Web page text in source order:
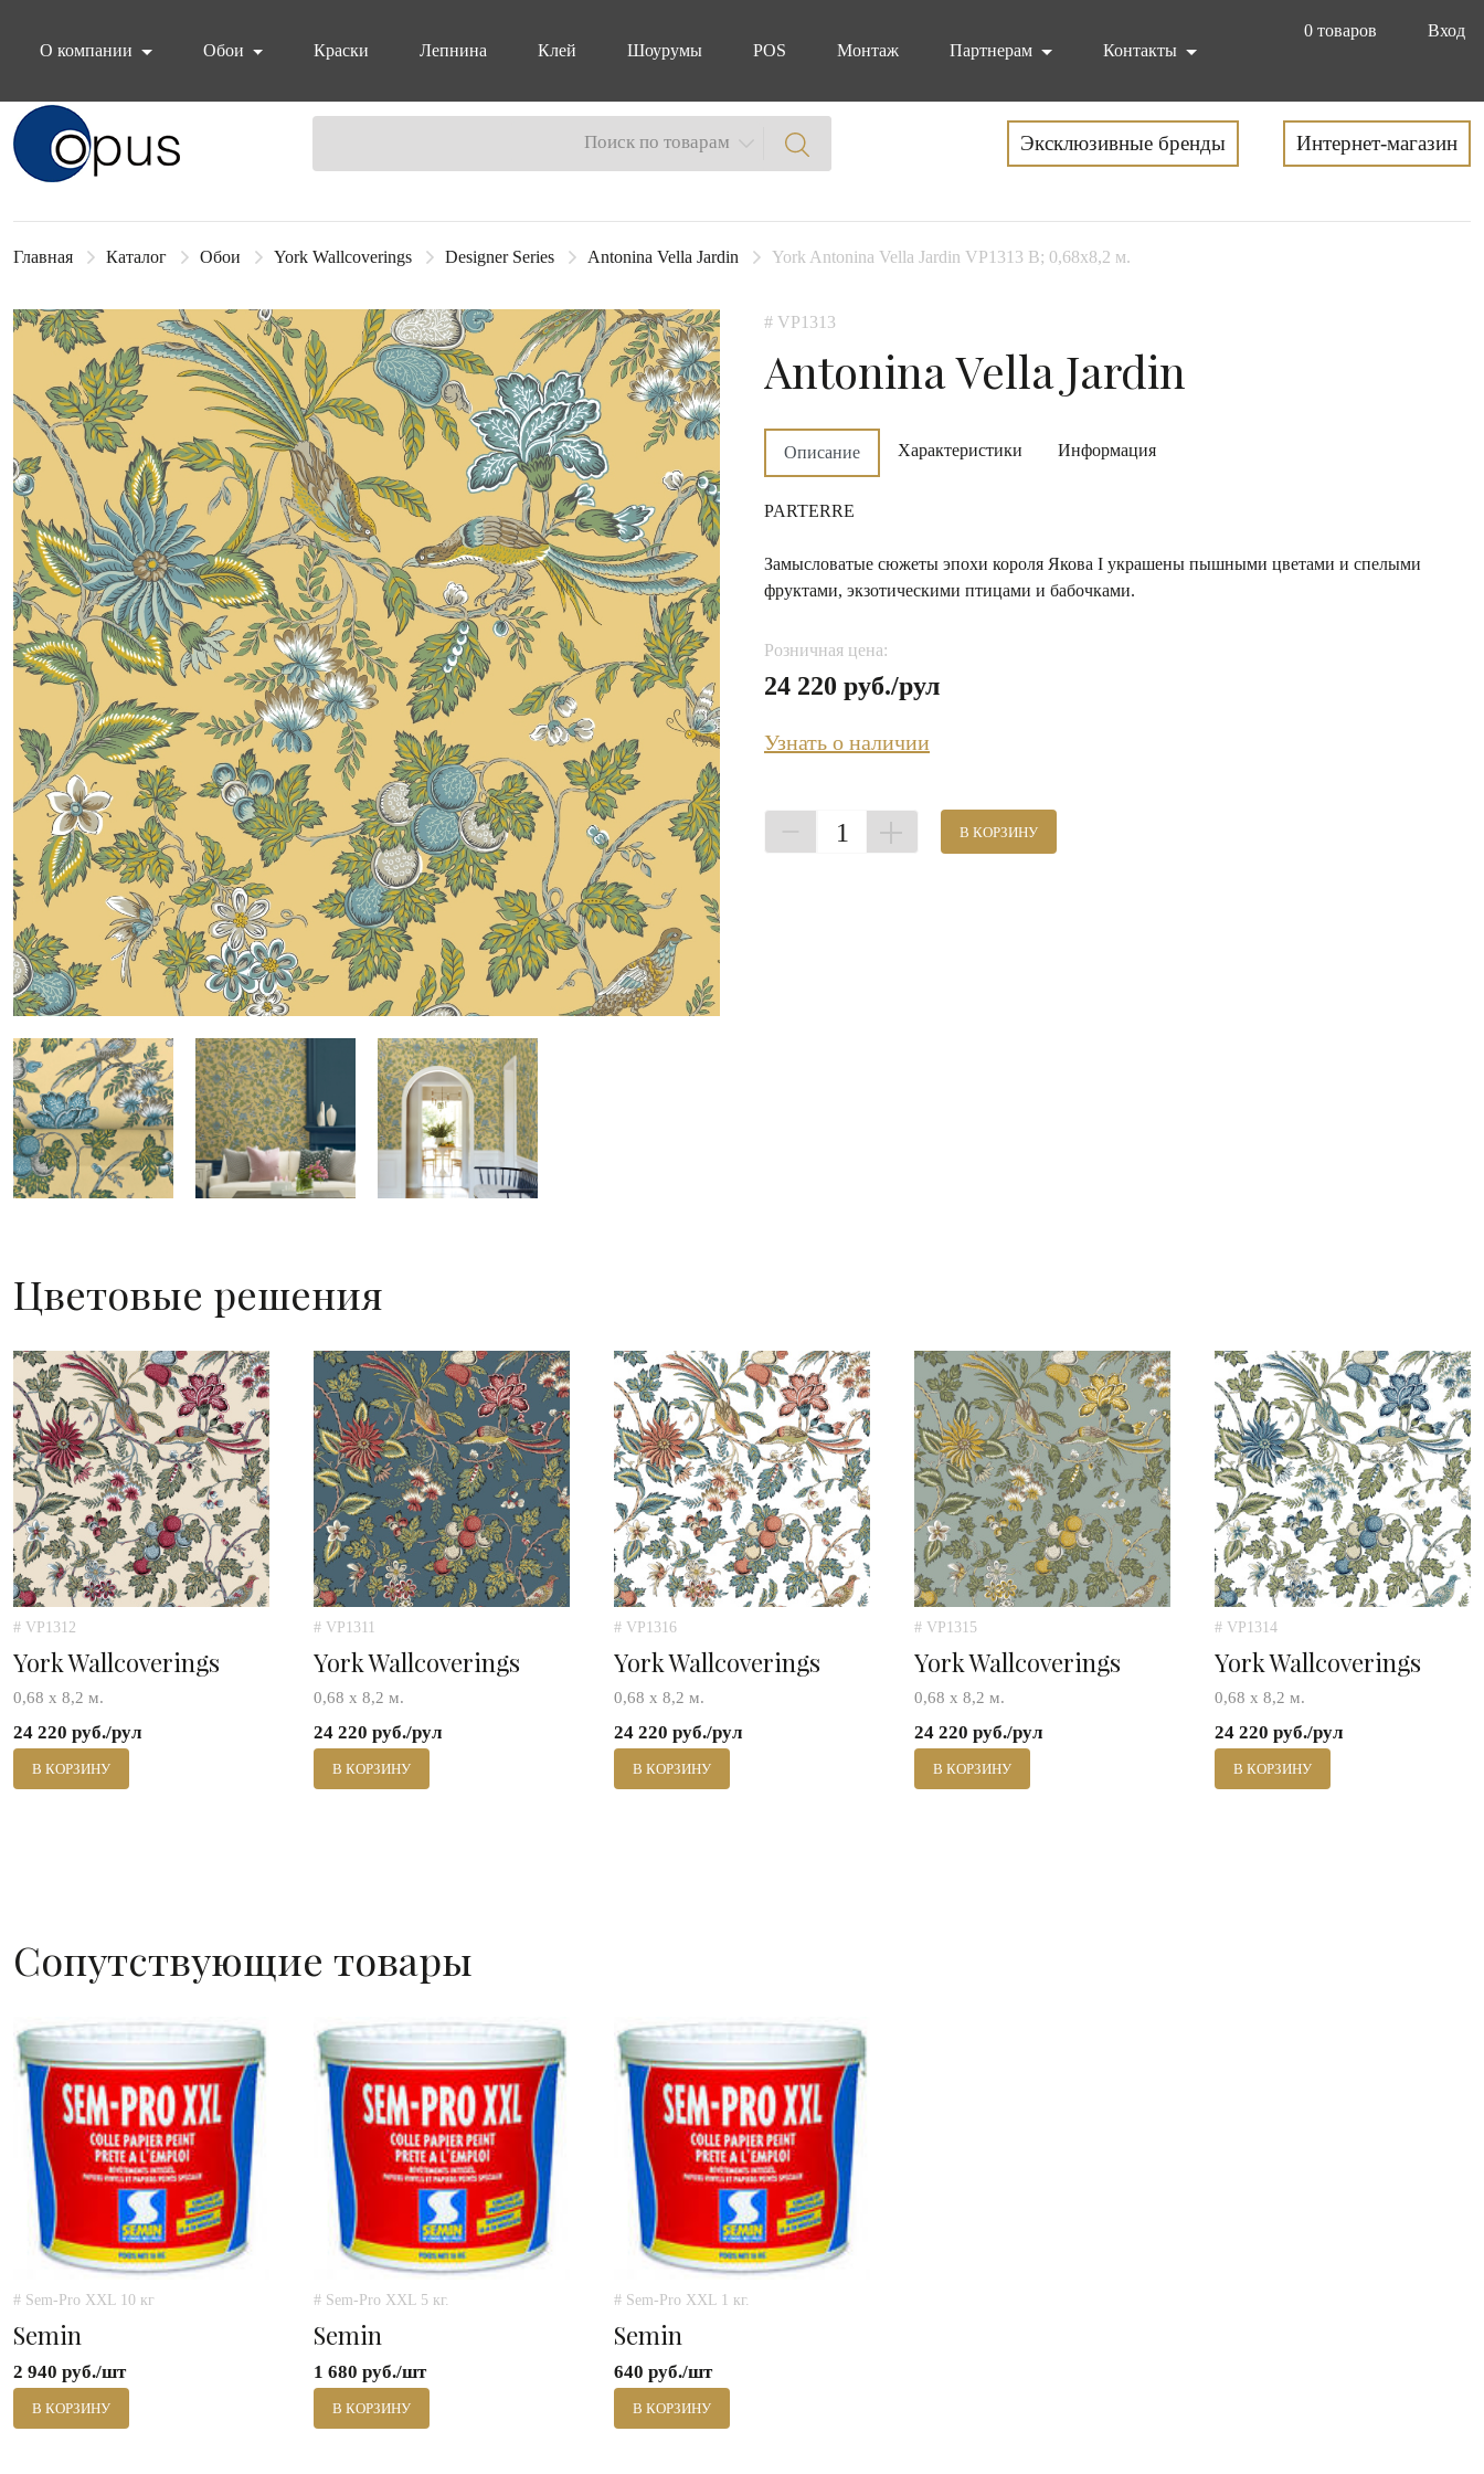
0 товаров
Вход
О компании
Обои Краски Лепнина Клей Шоурумы POS Монтаж Партнерам Контакты
Блок поиска Поиск по товарам Эксклюзивные бренды Интернет-магазин
Главная Каталог Обои York Wallcoverings Designer Series Antonina Vella Jardin York Antonina Vella Jardin VP1313 B; 0,68x8,2 м.
# VP1313
Antonina Vella Jardin
Описание Характеристики Информация
PARTERRE
Замысловатые сюжеты эпохи короля Якова I украшены пышными цветами и спелыми
фруктами, экзотическими птицами и бабочками.
Розничная цена:
24 220 руб./рул
Узнать о наличии
1 В КОРЗИНУ
Цветовые решения
# VP1312
York Wallcoverings
0,68 х 8,2 м.
24 220 руб./рул
В КОРЗИНУ
# VP1311
York Wallcoverings
0,68 х 8,2 м.
24 220 руб./рул
В КОРЗИНУ
# VP1316
York Wallcoverings
0,68 х 8,2 м.
24 220 руб./рул
В КОРЗИНУ
# VP1315
York Wallcoverings
0,68 х 8,2 м.
24 220 руб./рул
В КОРЗИНУ
# VP1314
York Wallcoverings
0,68 х 8,2 м.
24 220 руб./рул
В КОРЗИНУ
Сопутствующие товары
# Sem-Pro XXL 10 кг
Semin
2 940 руб./шт
В КОРЗИНУ
# Sem-Pro XXL 5 кг.
Semin
1 680 руб./шт
В КОРЗИНУ
# Sem-Pro XXL 1 кг.
Semin
640 руб./шт
В КОРЗИНУ